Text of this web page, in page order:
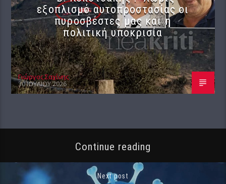
εξοπλισμό αυτοπροστασίας οι
πυροσβέστες μας και η
πολιτική υποκρισία
Γιώργος Σαχίνης
30 ΙΟΥΛΊΟΥ 2026
Continue reading
Next post